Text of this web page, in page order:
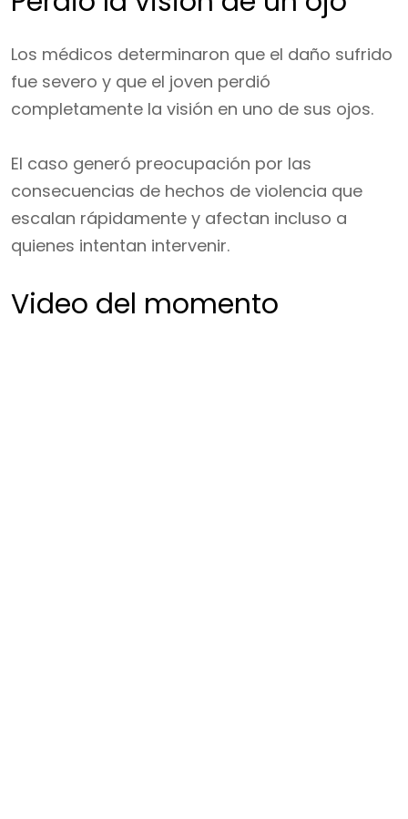
Los médicos determinaron que el daño sufrido
fue severo y que el joven perdió
completamente la visión en uno de sus ojos.
El caso generó preocupación por las
consecuencias de hechos de violencia que
escalan rápidamente y afectan incluso a
quienes intentan intervenir.
Video del momento